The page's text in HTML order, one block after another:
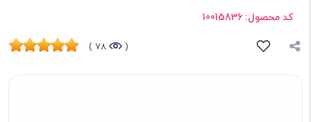
کد محصول: 10015836
(
78 )